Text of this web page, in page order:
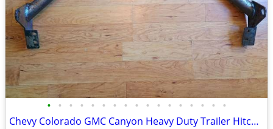
• • • • • • • • • • • • • • • • •
Chevy Colorado GMC Canyon Heavy Duty Trailer Hitch 6000 Lbs Towing